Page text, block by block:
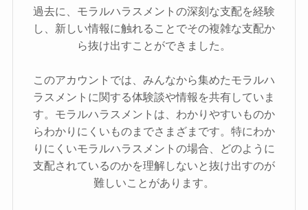
過去に、モラルハラスメントの深刻な支配を経験
し、新しい情報に触れることでその複雑な支配か
ら抜け出すことができました。
このアカウントでは、みんなから集めたモラルハ
ラスメントに関する体験談や情報を共有していま
す。モラルハラスメントは、わかりやすいものか
らわかりにくいものまでさまざまです。特にわか
りにくいモラルハラスメントの場合、どのように
支配されているのかを理解しないと抜け出すのが
難しいことがあります。